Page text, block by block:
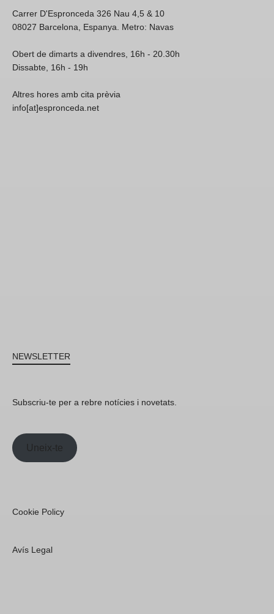
Carrer D'Espronceda 326 Nau 4,5 & 10
08027 Barcelona, Espanya. Metro: Navas
Obert de dimarts a divendres, 16h - 20.30h
Dissabte, 16h - 19h
Altres hores amb cita prèvia
info[at]espronceda.net
NEWSLETTER
Subscriu-te per a rebre notícies i novetats.
Uneix-te
Cookie Policy
Avís Legal